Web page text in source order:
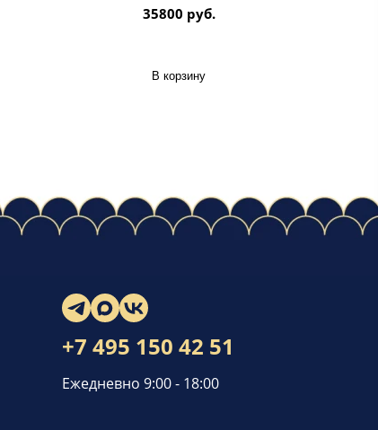
35800 руб.
В корзину
+7 495 150 42 51
Ежедневно 9:00 - 18:00